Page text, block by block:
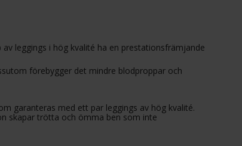
leggings i hög kvalité ha en prestationsfrämjande
förebygger det mindre blodproppar och
garanteras med ett par leggings av hög kvalité.
skapar trötta och ömma ben som inte